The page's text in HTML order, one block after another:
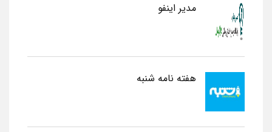
مدیر اینفو
هفته نامه شنبه